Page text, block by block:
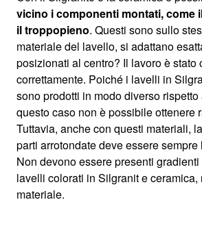
vicino i componenti montati, come
il troppopieno. Questi sono sullo
materiale del lavello, si adattano
posizionati al centro? Il lavoro è stato
correttamente. Poiché i lavelli in
sono prodotti in modo diverso
questo caso non è possibile ottenere
Tuttavia, anche con questi materiali,
parti arrotondate deve essere
Non devono essere presenti
lavelli colorati in Silgranit e ceramica,
materiale.